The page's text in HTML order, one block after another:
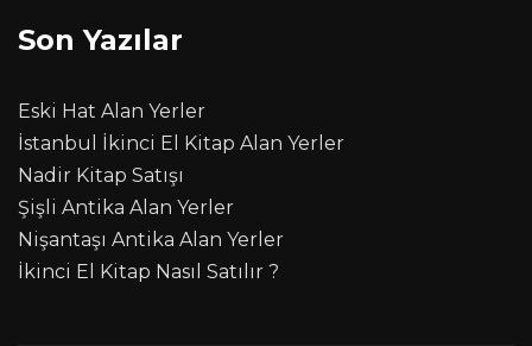
Son Yazılar
Eski Hat Alan Yerler
İstanbul İkinci El Kitap Alan Yerler
Nadir Kitap Satışı
Şişli Antika Alan Yerler
Nişantaşı Antika Alan Yerler
İkinci El Kitap Nasıl Satılır ?